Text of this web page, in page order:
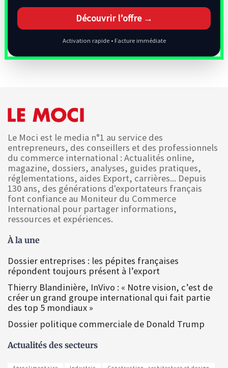
Découvrir l’offre →
Activation rapide • Facture immédiate
Le Moci est le media n°1 au service des
entrepreneurs, des conseillers et des professionnels
du commerce international : Actualités online,
magazine, dossiers, analyses, guides pratiques,
réglementations, aides Export, carrières... Depuis
130 ans, des générations d'exportateurs français
font confiance au Moniteur du Commerce
International pour partager informations,
ressources et expériences.
À la une
Dossier entreprises : les pépites françaises
répondent toujours présent à l’export
Thierry Blandinière, InVivo : « Notre vision, c’est de
créer un grand groupe international qui fait partie
des top 5 mondiaux »
Dossier politique commerciale de Donald Trump
Actualités des secteurs